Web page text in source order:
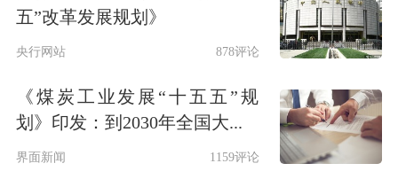
配，各项业务正在蓄力深耕，经营持续
破”。
王石：企业遇到困难是正常现象，对看
五”改革发展规划》
央行网站 878评论
《煤炭工业发展“十五五”规
划》印发：到2030年全国大...
界面新闻 1159评论